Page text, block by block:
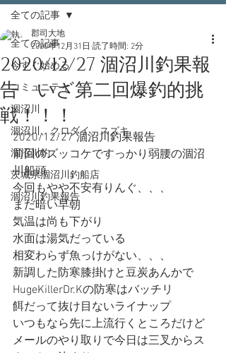
全ての記事
今すぐ始める
コミュニティ
涸沼川
涸沼川、クロダイ、スズキ
涸沼川釣
茨城県涸沼川釣船店
涸沼川釣果報告
全ての記事
2020/12/27 涸沼川釣果報
告 いざ第二回爆釣的挑
戦！！！
郡司大地
2020年12月31日 読了時間: 2分
2020/12/27 涸沼川釣果報告
前回のズッコケですっかり弱腰の涸沼
川船頭
今回もやや不安有りんぐ、、、
まだ暗い早朝
気温は尚も下がり
水面は湯気だっている
相変わらず魚っけがない、、、
新調した防寒膝掛けと豆炭あんかで
HugeKillerDr.Kの防寒はバッチリ
餌だって抜け目ないライナップ
いつもなら先に上流行くところだけど
メールのやり取りで今日は三叉からス